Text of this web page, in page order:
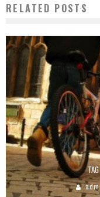
RELATED POSTS